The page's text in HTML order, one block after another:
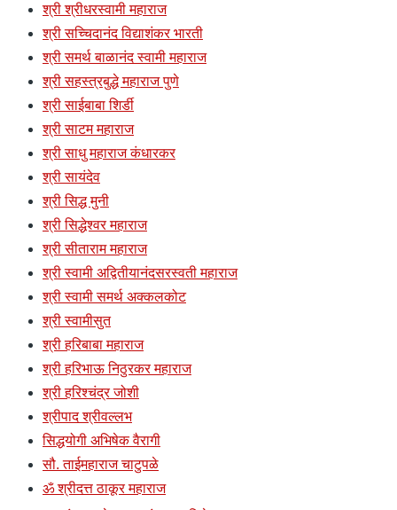
श्री श्रीधरस्वामी महाराज
श्री सच्चिदानंद विद्याशंकर भारती
श्री समर्थ बाळानंद स्वामी महाराज
श्री सहस्त्रबुद्धे महाराज पुणे
श्री साईबाबा शिर्डी
श्री साटम महाराज
श्री साधु महाराज कंधारकर
श्री सायंदेव
श्री सिद्ध मुनी
श्री सिद्धेश्वर महाराज
श्री सीताराम महाराज
श्री स्वामी अद्वितीयानंदसरस्वती महाराज
श्री स्वामी समर्थ अक्कलकोट
श्री स्वामीसुत
श्री हरिबाबा महाराज
श्री हरिभाऊ निठुरकर महाराज
श्री हरिश्चंद्र जोशी
श्रीपाद श्रीवल्लभ
सिद्धयोगी अभिषेक वैरागी
सौ. ताईमहाराज चाटुपळे
ॐ श्रीदत्त ठाकूर महाराज